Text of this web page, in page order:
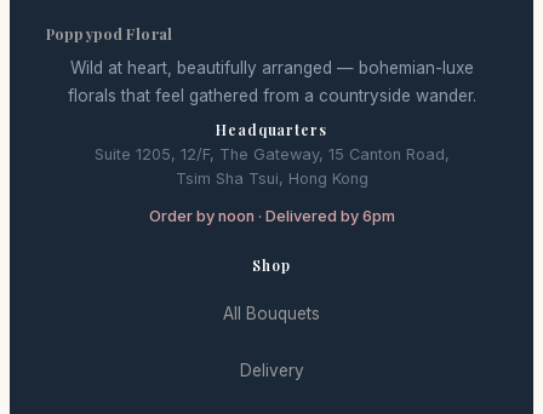
Poppypod Floral
Wild at heart, beautifully arranged — bohemian-luxe
florals that feel gathered from a countryside wander.
Headquarters
Suite 1205, 12/F, The Gateway, 15 Canton Road,
Tsim Sha Tsui, Hong Kong
Order by noon · Delivered by 6pm
Shop
All Bouquets
Delivery